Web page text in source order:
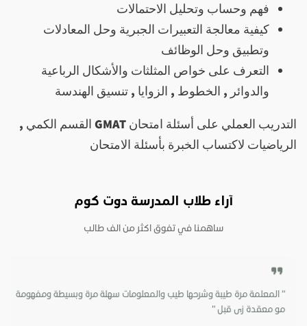
فهم وحساب وتحليل الاحتمالات
كيفية معالجة التعبيرات الجبرية وحل المعادلات
وتطبيق وحل الوظائف
التعرف على خواص المثلثات والأشكال الرباعية
والدوائر , الخطوط , الزوايا , تنسيق الهندسة
التدريب العملي على أسئلة امتحان GMAT
القسم الكمي ,
الرياضيات لاكتساب الخبرة بأسئلة الامتحان
آراء طلاب المدرسة دوت كوم
“ المعلمة مرة طيبة وشرحها طيب والمعلومات سهلة مرة وبسيطة ومفهومة
مو معقدة زى قبل “